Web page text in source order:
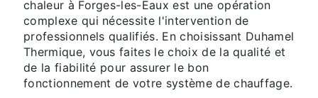
chaleur à Forges-les-Eaux est une opération
complexe qui nécessite l'intervention de
professionnels qualifiés. En choisissant Duhamel
Thermique, vous faites le choix de la qualité et
de la fiabilité pour assurer le bon
fonctionnement de votre système de chauffage.